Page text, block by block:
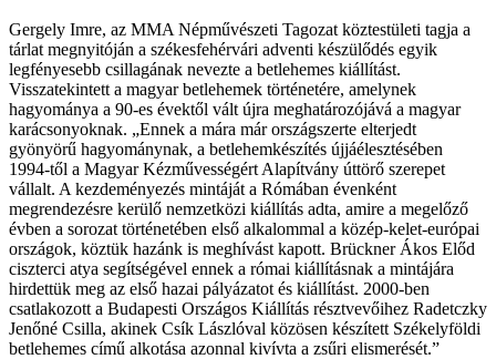
Gergely Imre, az MMA Népművészeti Tagozat köztestületi tagja a
tárlat megnyitóján a székesfehérvári adventi készülődés egyik
legfényesebb csillagának nevezte a betlehemes kiállítást.
Visszatekintett a magyar betlehemek történetére, amelynek
hagyománya a 90-es évektől vált újra meghatározójává a magyar
karácsonyoknak. „Ennek a mára már országszerte elterjedt
gyönyörű hagyománynak, a betlehemkészítés újjáélesztésében
1994-től a Magyar Kézművességért Alapítvány úttörő szerepet
vállalt. A kezdeményezés mintáját a Rómában évenként
megrendezésre kerülő nemzetközi kiállítás adta, amire a megelőző
évben a sorozat történetében első alkalommal a közép-kelet-európai
országok, köztük hazánk is meghívást kapott. Brückner Ákos Előd
ciszterci atya segítségével ennek a római kiállításnak a mintájára
hirdettük meg az első hazai pályázatot és kiállítást. 2000-ben
csatlakozott a Budapesti Országos Kiállítás résztvevőihez Radetczky
Jenőné Csilla, akinek Csík Lászlóval közösen készített Székelyföldi
betlehemes című alkotása azonnal kivívta a zsűri elismerését.”